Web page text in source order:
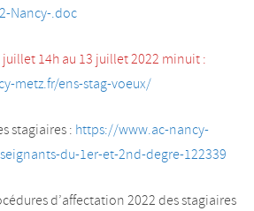
Nancy-.doc
juillet 14h au 13 juillet 2022 minuit :
metz.fr/ens-stag-voeux/
stagiaires : https://www.ac-nancy-
du-1er-et-2nd-degre-122339
d’affectation 2022 des stagiaires